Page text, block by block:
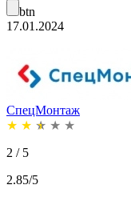
btn
17.01.2024
СпецМонтаж
★ ★ ★ ★ ★
2 / 5
2.85/5